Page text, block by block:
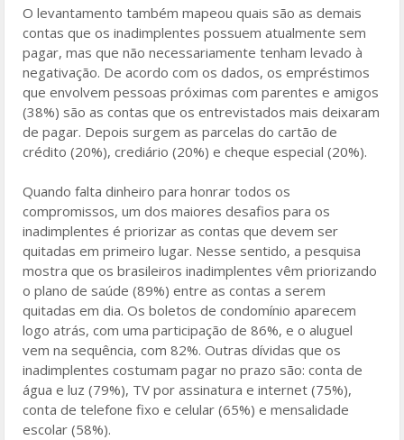
O levantamento também mapeou quais são as demais
contas que os inadimplentes possuem atualmente sem
pagar, mas que não necessariamente tenham levado à
negativação. De acordo com os dados, os empréstimos
que envolvem pessoas próximas com parentes e amigos
(38%) são as contas que os entrevistados mais deixaram
de pagar. Depois surgem as parcelas do cartão de
crédito (20%), crediário (20%) e cheque especial (20%).
Quando falta dinheiro para honrar todos os
compromissos, um dos maiores desafios para os
inadimplentes é priorizar as contas que devem ser
quitadas em primeiro lugar. Nesse sentido, a pesquisa
mostra que os brasileiros inadimplentes vêm priorizando
o plano de saúde (89%) entre as contas a serem
quitadas em dia. Os boletos de condomínio aparecem
logo atrás, com uma participação de 86%, e o aluguel
vem na sequência, com 82%. Outras dívidas que os
inadimplentes costumam pagar no prazo são: conta de
água e luz (79%), TV por assinatura e internet (75%),
conta de telefone fixo e celular (65%) e mensalidade
escolar (58%).